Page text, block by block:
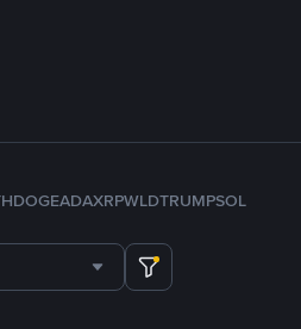
DOGEADAXRPWLDTRUMPSOL